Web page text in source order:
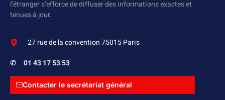
l’étranger s’efforce de diffuser des informations exactes et
tenues à jour.
27 rue de la convention 75015 Paris
✆ 01 43 17 53 53
Contacter le secrétariat général